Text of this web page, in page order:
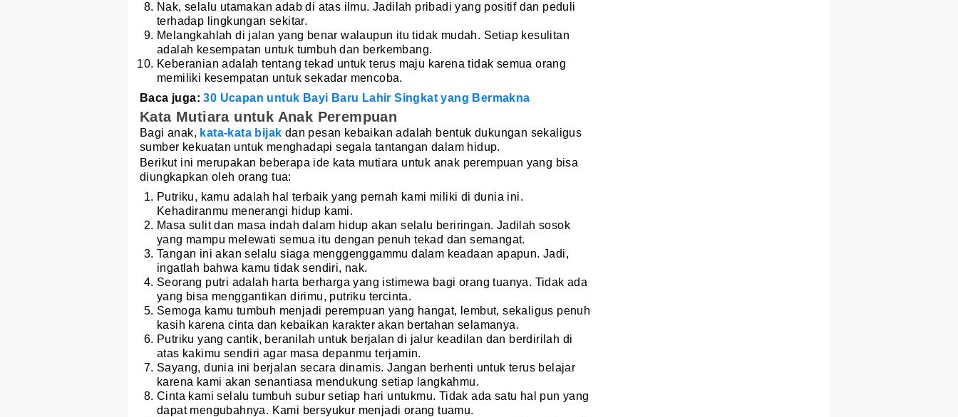
Nak, selalu utamakan adab di atas ilmu. Jadilah pribadi yang positif dan peduli
terhadap lingkungan sekitar.
Melangkahlah di jalan yang benar walaupun itu tidak mudah. Setiap kesulitan
adalah kesempatan untuk tumbuh dan berkembang.
Keberanian adalah tentang tekad untuk terus maju karena tidak semua orang
memiliki kesempatan untuk sekadar mencoba.
Baca juga:30 Ucapan untuk Bayi Baru Lahir Singkat yang Bermakna
Kata Mutiara untuk Anak Perempuan
Bagi anak, kata-kata bijak dan pesan kebaikan adalah bentuk dukungan sekaligus
sumber kekuatan untuk menghadapi segala tantangan dalam hidup.
Berikut ini merupakan beberapa ide kata mutiara untuk anak perempuan yang bisa
diungkapkan oleh orang tua:
Putriku, kamu adalah hal terbaik yang pernah kami miliki di dunia ini.
Kehadiranmu menerangi hidup kami.
Masa sulit dan masa indah dalam hidup akan selalu beriringan. Jadilah sosok
yang mampu melewati semua itu dengan penuh tekad dan semangat.
Tangan ini akan selalu siaga menggenggammu dalam keadaan apapun. Jadi,
ingatlah bahwa kamu tidak sendiri, nak.
Seorang putri adalah harta berharga yang istimewa bagi orang tuanya. Tidak ada
yang bisa menggantikan dirimu, putriku tercinta.
Semoga kamu tumbuh menjadi perempuan yang hangat, lembut, sekaligus penuh
kasih karena cinta dan kebaikan karakter akan bertahan selamanya.
Putriku yang cantik, beranilah untuk berjalan di jalur keadilan dan berdirilah di
atas kakimu sendiri agar masa depanmu terjamin.
Sayang, dunia ini berjalan secara dinamis. Jangan berhenti untuk terus belajar
karena kami akan senantiasa mendukung setiap langkahmu.
Cinta kami selalu tumbuh subur setiap hari untukmu. Tidak ada satu hal pun yang
dapat mengubahnya. Kami bersyukur menjadi orang tuamu.